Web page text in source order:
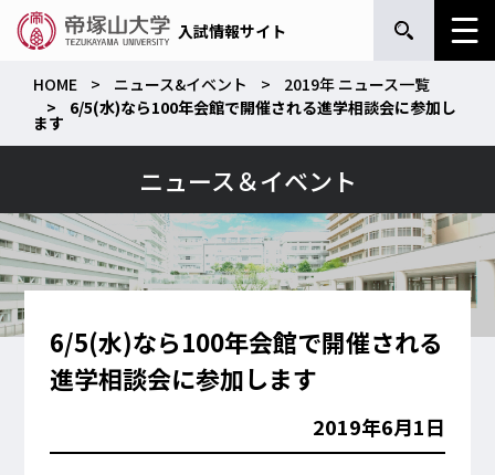
入試情報サイト
HOME ニュース&イベント
2019年 ニュース一覧
6/5(水)なら100年会館で開催される進学相談会に参加し
ます
ニュース＆イベント
6/5(水)なら100年会館で開催される
進学相談会に参加します
2019年6月1日